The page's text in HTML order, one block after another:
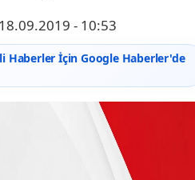
18.09.2019 - 10:53
Haberler İçin Google Haberler'de